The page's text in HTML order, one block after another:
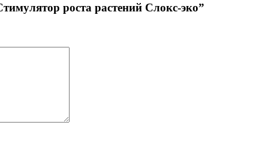
роста растений Слокс-эко”